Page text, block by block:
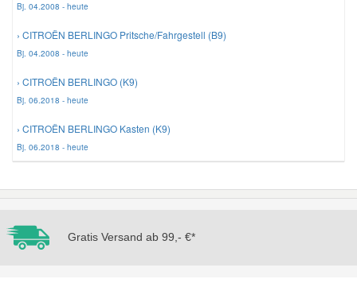
Bj. 04.2008 - heute
› CITROËN BERLINGO Pritsche/Fahrgestell (B9)
Bj. 04.2008 - heute
› CITROËN BERLINGO (K9)
Bj. 06.2018 - heute
› CITROËN BERLINGO Kasten (K9)
Bj. 06.2018 - heute
Gratis Versand ab 99,- €*
Mercedes Ersatzteile
Mini Ersatzteile